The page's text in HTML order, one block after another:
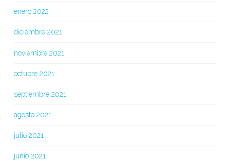
enero 2022
diciembre 2021
noviembre 2021
octubre 2021
septiembre 2021
agosto 2021
julio 2021
junio 2021